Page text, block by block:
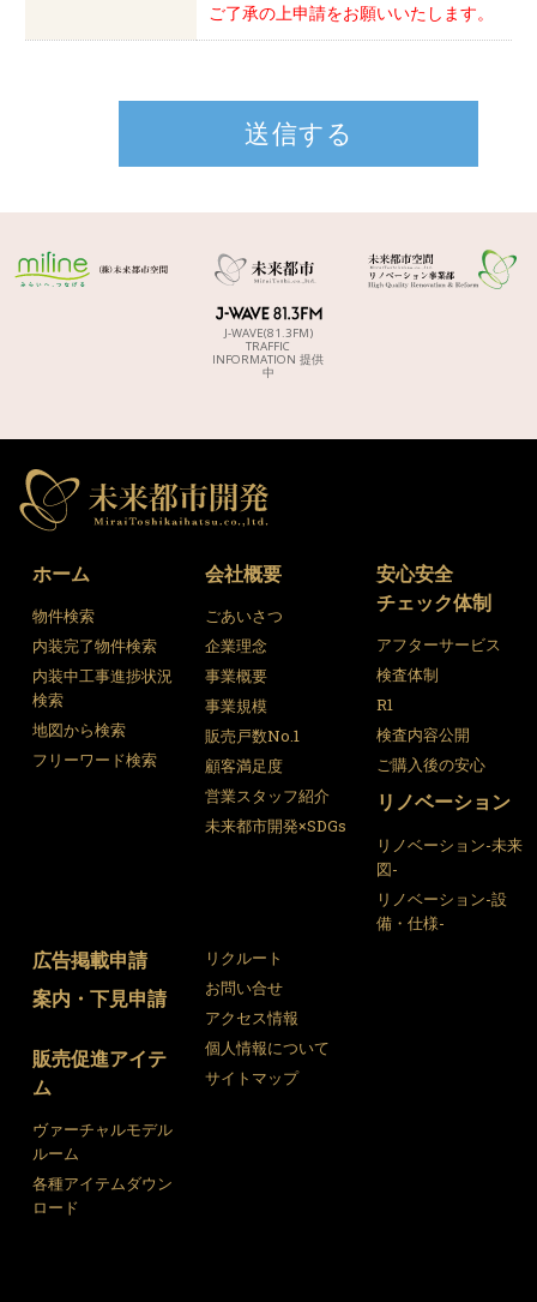
ご了承の上申請をお願いいたします。
J-WAVE(81.3FM)
TRAFFIC
INFORMATION 提供
中
ホーム
物件検索
内装完了物件検索
内装中工事進捗状況
検索
地図から検索
フリーワード検索
会社概要
ごあいさつ
企業理念
事業概要
事業規模
販売戸数No.1
顧客満足度
営業スタッフ紹介
未来都市開発×SDGs
安心安全
チェック体制
アフターサービス
検査体制
R1
検査内容公開
ご購入後の安心
リノベーション
リノベーション-未来
図-
リノベーション-設
備・仕様-
広告掲載申請
案内・下見申請
販売促進アイテ
ム
ヴァーチャルモデル
ルーム
各種アイテムダウン
ロード
リクルート
お問い合せ
アクセス情報
個人情報について
サイトマップ